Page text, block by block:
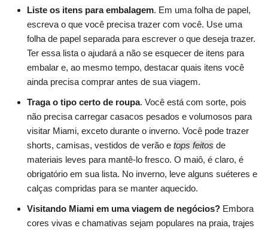
Liste os itens para embalagem. Em uma folha de papel,
escreva o que você precisa trazer com você. Use uma
folha de papel separada para escrever o que deseja trazer.
Ter essa lista o ajudará a não se esquecer de itens para
embalar e, ao mesmo tempo, destacar quais itens você
ainda precisa comprar antes de sua viagem.
Traga o tipo certo de roupa. Você está com sorte, pois
não precisa carregar casacos pesados e volumosos para
visitar Miami, exceto durante o inverno. Você pode trazer
shorts, camisas, vestidos de verão e tops feitos de
materiais leves para mantê-lo fresco. O maiô, é claro, é
obrigatório em sua lista. No inverno, leve alguns suéteres e
calças compridas para se manter aquecido.
Visitando Miami em uma viagem de negócios? Embora
cores vivas e chamativas sejam populares na praia, trajes